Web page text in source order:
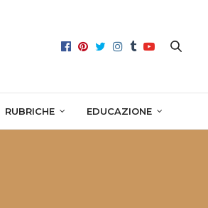
RUBRICHE EDUCAZIONE